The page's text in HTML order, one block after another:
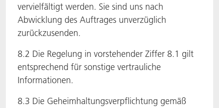
vervielfältigt werden. Sie sind uns nach
Abwicklung des Auftrages unverzüglich
zurückzusenden.
8.2 Die Regelung in vorstehender Ziffer 8.1 gilt
entsprechend für sonstige vertrauliche
Informationen.
8.3 Die Geheimhaltungsverpflichtung gemäß